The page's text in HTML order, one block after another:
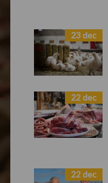
23 dec
22 dec
22 dec